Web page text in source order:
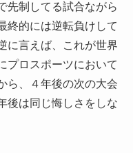
先制してる試合ながら
終的には逆転負けして
に言えば、これが世界
プロスポーツにおいて
ら、４年後の次の大会
後は同じ悔しさをしな